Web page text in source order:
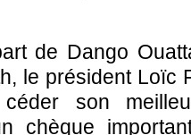
de Dango
le président Loïc
son
chèque